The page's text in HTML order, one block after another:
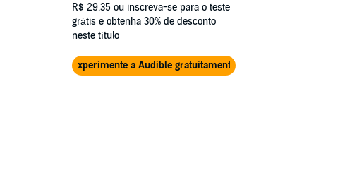
R$ 29,35 ou inscreva-se para o teste
grátis e obtenha 30% de desconto
neste título
Experimente a Audible gratuitamente